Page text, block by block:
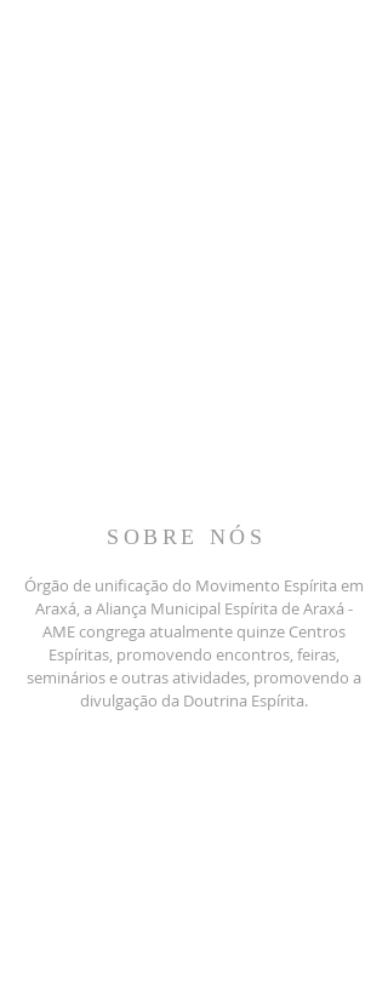
SOBRE NÓS
Órgão de unificação do Movimento Espírita em
Araxá, a Aliança Municipal Espírita de Araxá -
AME congrega atualmente quinze Centros
Espíritas, promovendo encontros, feiras,
seminários e outras atividades, promovendo a
divulgação da Doutrina Espírita.